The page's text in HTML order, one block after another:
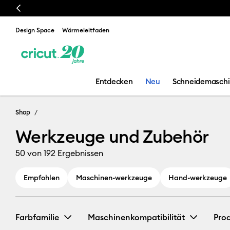
Previous
Design Space Wärmeleitfaden
Entdecken Neu
Werkzeuge
Shop
Werkzeuge und Zubehör
50 von 192 Ergebnissen
Empfohlen Maschinen-werkzeuge Hand-werkzeuge
Farbfamilie Maschinenkompatibilität